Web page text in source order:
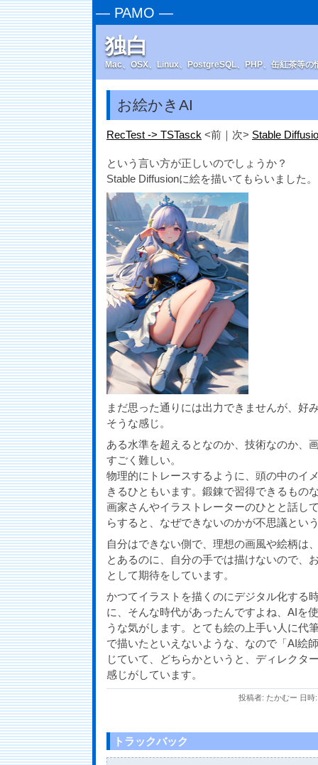
— PAMO —
独白
Mac、OSX、Linux、PostgreSQL、PHP、缶紅茶等の
お絵かきAI
RecTest -> TSTasck <前｜次> Stable
という言い方が正しいのでしょうか？
Stable Diffusionに絵を描いてもらいました。
まだ思った通りには出力できませんが、好
そうな感じ。
ある水準を超えるとなのか、技術なのか、
すごく難しい。
物理的にトレースするように、頭の中のイ
きるひともいます。鍛錬で習得できるもの
画家さんやイラストレーターのひとと話し
らすると、なぜできないのかが不思議とい
自分はできない側で、理想の画風や絵柄は
とあるのに、自分の手では描けないので、
として期待をしています。
かつてイラストを描くのにデジタル化する
に、そんな時代があったんですよね、AIを
うな気がします。とても絵の上手い人に代
で描いたといえないような、なので「AI絵
じていて、どちらかというと、ディレクタ
感じがしています。
投稿者: たかむー 日
トラックバック